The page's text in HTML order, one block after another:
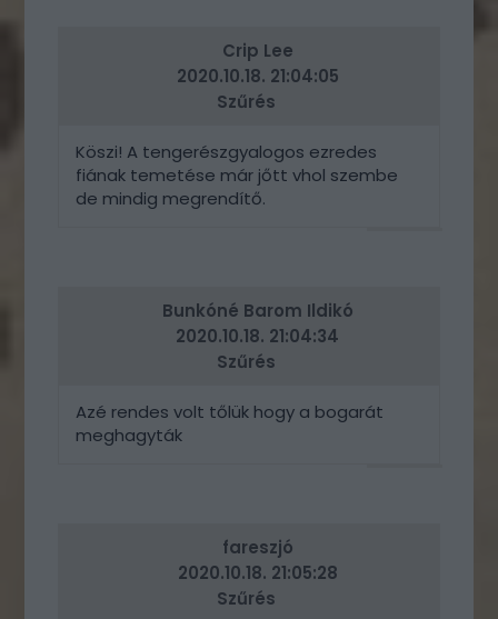
Crip Lee
2020.10.18. 21:04:05
Szűrés
Köszi! A tengerészgyalogos ezredes
fiának temetése már jőtt vhol szembe
de mindig megrendítő.
Bunkóné Barom Ildikó
2020.10.18. 21:04:34
Szűrés
Azé rendes volt tőlük hogy a bogarát
meghagyták
fareszjó
2020.10.18. 21:05:28
Szűrés